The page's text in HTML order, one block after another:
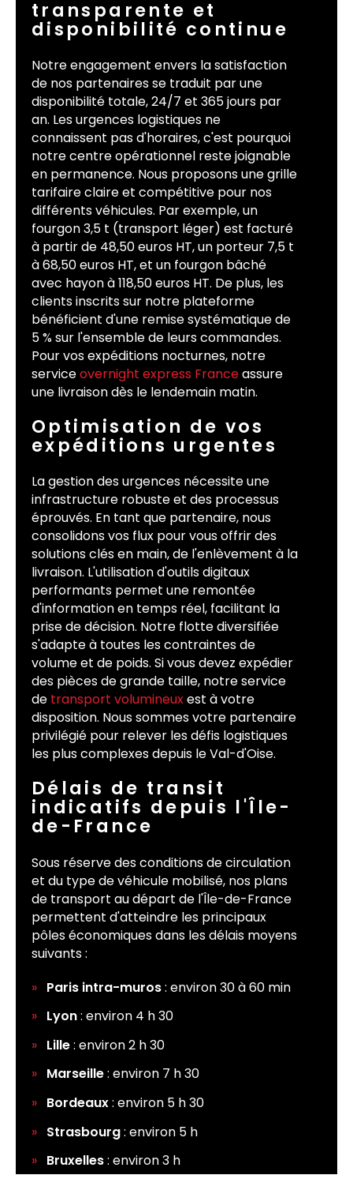
transparente et
disponibilité continue
Notre engagement envers la satisfaction
de nos partenaires se traduit par une
disponibilité totale, 24/7 et 365 jours par
an. Les urgences logistiques ne
connaissent pas d'horaires, c'est pourquoi
notre centre opérationnel reste joignable
en permanence. Nous proposons une grille
tarifaire claire et compétitive pour nos
différents véhicules. Par exemple, un
fourgon 3,5 t (transport léger) est facturé
à partir de 48,50 euros HT, un porteur 7,5 t
à 68,50 euros HT, et un fourgon bâché
avec hayon à 118,50 euros HT. De plus, les
clients inscrits sur notre plateforme
bénéficient d'une remise systématique de
5 % sur l'ensemble de leurs commandes.
Pour vos expéditions nocturnes, notre
serviceovernight express Franceassure
une livraison dès le lendemain matin.
Optimisation de vos
expéditions urgentes
La gestion des urgences nécessite une
infrastructure robuste et des processus
éprouvés. En tant que partenaire, nous
consolidons vos flux pour vous offrir des
solutions clés en main, de l'enlèvement à la
livraison. L'utilisation d'outils digitaux
performants permet une remontée
d'information en temps réel, facilitant la
prise de décision. Notre flotte diversifiée
s'adapte à toutes les contraintes de
volume et de poids. Si vous devez expédier
des pièces de grande taille, notre service
de transport volumineuxest à votre
disposition. Nous sommes votre partenaire
privilégié pour relever les défis logistiques
les plus complexes depuis le Val-d'Oise.
Délais de transit
indicatifs depuis l'Île-
de-France
Sous réserve des conditions de circulation
et du type de véhicule mobilisé, nos plans
de transport au départ de l'Île-de-France
permettent d'atteindre les principaux
pôles économiques dans les délais moyens
suivants :
Paris intra-muros: environ 30 à 60 min
Lyon: environ 4 h 30
Lille: environ 2 h 30
Marseille: environ 7 h 30
Bordeaux: environ 5 h 30
Strasbourg: environ 5 h
Bruxelles: environ 3 h